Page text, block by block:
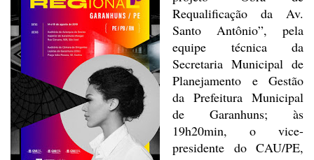
Requalificação da Av.
Santo Antônio”, pela
equipe técnica da
Secretaria Municipal de
Planejamento eGestão
da Prefeitura Municipal
de Garanhuns; às
19h20min, o vice-
presidente doCAU/PE,